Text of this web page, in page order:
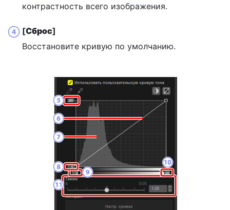
контрастность всего изображения.
[Сброс]
Восстановите кривую по умолчанию.